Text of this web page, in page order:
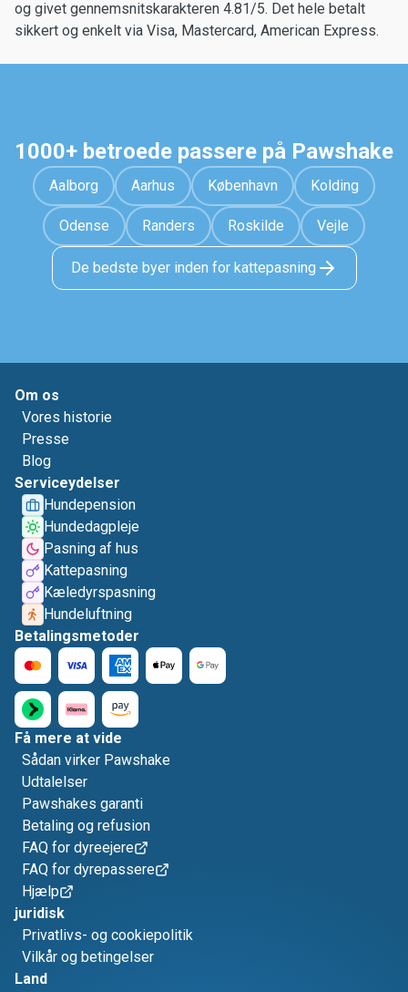
og givet gennemsnitskarakteren 4.81/5. Det hele betalt
sikkert og enkelt via Visa, Mastercard, American Express.
1000+ betroede passere på Pawshake
Aalborg Aarhus København Kolding
Odense Randers Roskilde Vejle
De bedste byer inden for kattepasning
Om os
Vores historie
Presse
Blog
Serviceydelser
Hundepension
Hundedagpleje
Pasning af hus
Kattepasning
Kæledyrspasning
Hundeluftning
Betalingsmetoder
Få mere at vide
Sådan virker Pawshake
Udtalelser
Pawshakes garanti
Betaling og refusion
FAQ for dyreejere
FAQ for dyrepassere
Hjælp
juridisk
Privatlivs- og cookiepolitik
Vilkår og betingelser
Land